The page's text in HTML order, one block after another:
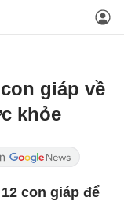
giáp về
khỏe
con giáp để